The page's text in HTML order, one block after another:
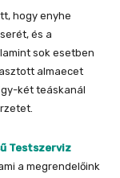
hogy enyhe
és a
sok esetben
almaecet
két teáskanál
Testszerviz
a megrendelőink